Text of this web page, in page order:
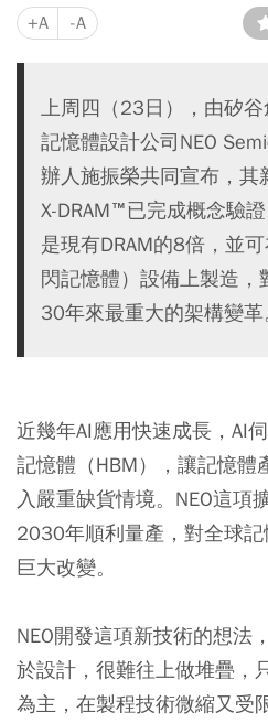
+A -A
上周四（23日），由矽
記憶體設計公司NEO
辦人施振榮共同宣布，其
X-DRAM™已完成概念驗
是現有DRAM的8倍，並
閃記憶體）設備上製造，
30年來最重大的架構變革
近幾年AI應用快速成長，AI
記憶體（HBM），讓記憶體
入嚴重缺貨情境。NEO這項
2030年順利量產，對全球
巨大改變。
NEO開發這項新技術的想法
於設計，很難往上做堆疊，
為主，在製程技術微縮又受